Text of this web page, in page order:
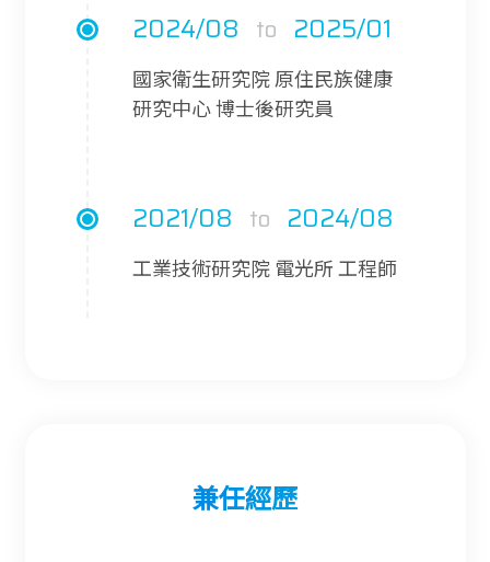
2024/08 to 2025/01
國家衛生研究院 原住民族健康
研究中心 博士後研究員
2021/08 to 2024/08
工業技術研究院 電光所 工程師
兼任經歷